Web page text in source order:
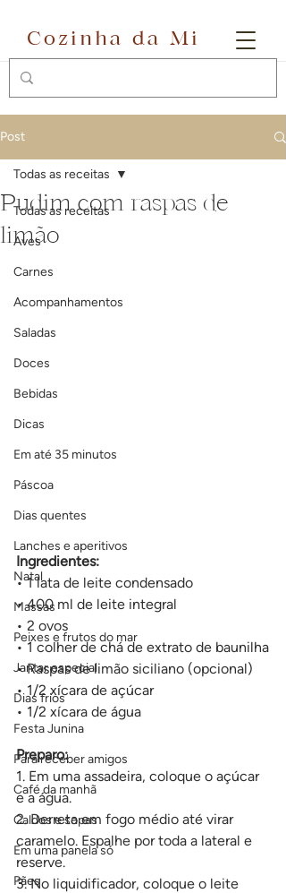
Cozinha da Mi
Post
Todas as receitas
Aves
Carnes
Acompanhamentos
Saladas
Doces
Bebidas
Dicas
Em até 35 minutos
Páscoa
Dias quentes
Lanches e aperitivos
Natal
Massas
Peixes e frutos do mar
Jantar especial
Dias frios
Festa Junina
Para receber amigos
Café da manhã
Caldos e sopas
Em uma panela só
Pães
Todas as receitas
Pudim com raspas de
limão
Ingredientes:
• 1 lata de leite condensado
• 400 ml de leite integral
• 2 ovos
• 1 colher de chá de extrato de baunilha
• Raspas de limão siciliano (opcional)
• 1/2 xícara de açúcar
• 1/2 xícara de água
Preparo:
1. Em uma assadeira, coloque o açúcar
e a água.
2. Derreta em fogo médio até virar
caramelo. Espalhe por toda a lateral e
reserve.
3. No liquidificador, coloque o leite